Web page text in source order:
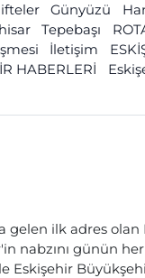
Günyüzü
Tepebaşı
İletişim
HABERLERİ
ilk adres olan
nabzını günün
Eskişehir